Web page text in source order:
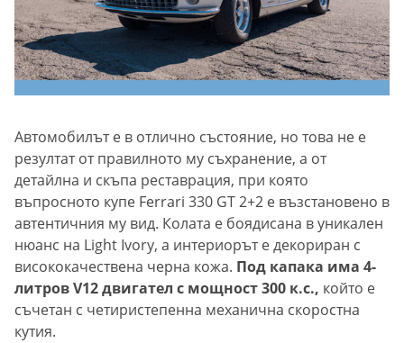
Автомобилът е в отлично състояние, но това не е
резултат от правилното му съхранение, а от
детайлна и скъпа реставрация, при която
въпросното купе Ferrari 330 GT 2+2 е възстановено в
автентичния му вид. Колата е боядисана в уникален
нюанс на Light Ivory, а интериорът е декориран с
висококачествена черна кожа. Под капака има 4-
литров V12 двигател с мощност 300 к.с., който е
съчетан с четиристепенна механична скоростна
кутия.